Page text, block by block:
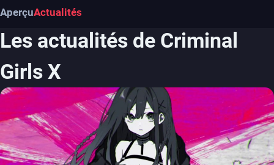
AperçuActualités
Les actualités de Criminal
Girls X